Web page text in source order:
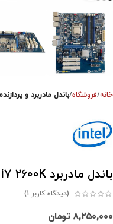
خانه فروشگاه باندل مادربرد و پردازنده
باندل مادربرد Intel DP67BA + Intel i7 2600K استوک
(دیدگاه کاربر 1
)
۸,۲۵۰,۰۰۰ تومان